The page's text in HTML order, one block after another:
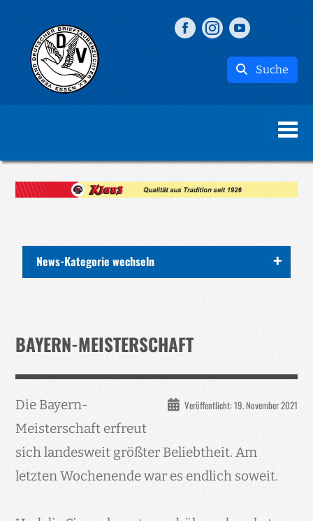
Suche
News-Kategorie wechseln
Events
Taubenklinik
Kohaus Förderv.
Tierschutz
BAYERN-MEISTERSCHAFT
Veröffentlicht: 19. November 2021
Die Bayern-
Meisterschaft erfreut
sich landesweit größter Beliebtheit. Am
letzten Wochenende war es endlich soweit.